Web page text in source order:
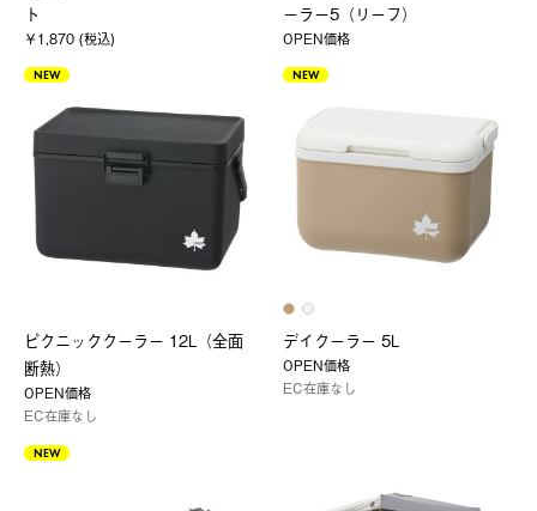
ト
￥1,870 (税込)
ーラー5（リーフ）
OPEN価格
NEW
ピクニッククーラー 12L（全面
断熱）
OPEN価格
EC在庫なし
NEW
デイクーラー 5L
OPEN価格
EC在庫なし
NEW